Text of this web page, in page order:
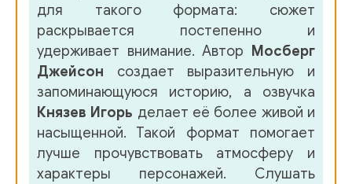
40 - 39 Джоди
42 - 41 Тиф
43 - 42 Джоди
44 - 43 Рената
45 - 44 Пен
для такого формата: сюжет
раскрывается постепенно и
удерживает внимание. Автор
Мосберг
Джейсон создает выразительную и
запоминающуюся историю, а озвучка
Князев Игорь делает её более живой и
насыщенной. Такой формат помогает
лучше прочувствовать атмосферу и
характеры персонажей. Слушать